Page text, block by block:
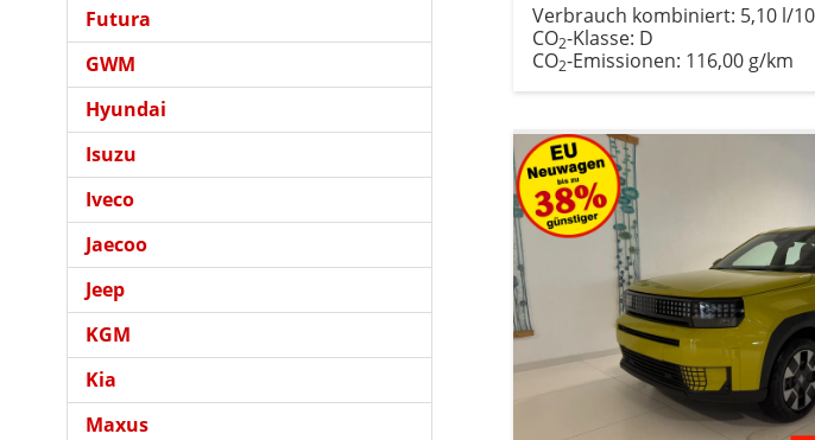
Verbrauch kombiniert: 5,10 l/
CO2-Klasse: D
CO2-Emissionen: 116,00 g/km
Futura
GWM
Hyundai
Isuzu
Iveco
Jaecoo
Jeep
KGM
Kia
Maxus